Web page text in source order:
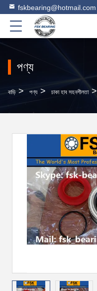
fskbearing@hotmail.com
পণ্য
বাড়ি > পণ্য > চাকা হাব সহনশীলতা >